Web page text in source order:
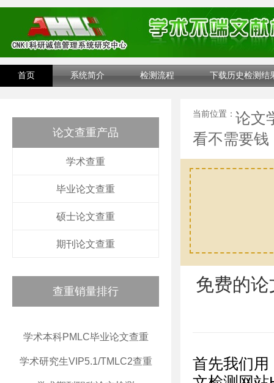
首页 系统简介 检测流程 下载历史检测结
论文查重产品
学术查重
毕业论文查重
硕士论文查重
期刊论文查重
查重销量排行
学术本科PMLC毕业论文查重
学术研究生VIP5.1/TMLC2查重
当前位置： 论文
看不需要钱
免费的
首先我们用